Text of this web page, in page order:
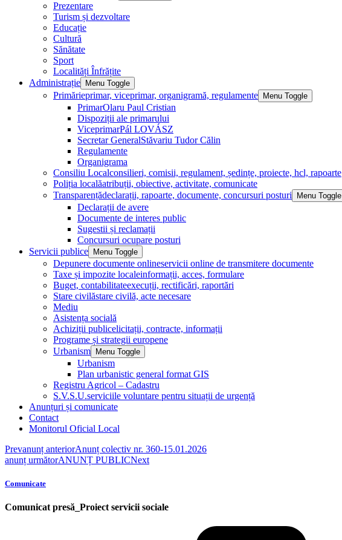
Prezentare
Turism și dezvoltare
Educație
Cultură
Sănătate
Sport
Localități Înfrățite
Administrație
Menu Toggle
Primărieprimar, viceprimar, organigramă, regulamente Menu Toggle
PrimarOlaru Paul Cristian
Dispoziții ale primarului
ViceprimarPál LOVÁSZ
Secretar GeneralStăvariu Tudor Călin
Regulamente
Organigrama
Consiliu Localconsilieri, comisii, regulament, ședințe, proiecte, hcl, rapoarte
Poliția localăatribuții, obiective, activitate, comunicate
Transparențădeclarații, rapoarte, documente, concursuri posturi Menu Toggle
Declarații de avere
Documente de interes public
Sugestii și reclamații
Concursuri ocupare posturi
Servicii publice
Menu Toggle
Depunere documente onlineservicii online de transmitere documente
Taxe și impozite localeinformații, acces, formulare
Buget, contabilitateexecuții, rectificări, raportări
Stare civilăstare civilă, acte necesare
Mediu
Asistența socială
Achiziții publicelicitații, contracte, informații
Programe și strategii europene
Urbanism
Menu Toggle
Urbanism
Plan urbanistic general format GIS
Registru Agricol – Cadastru
S.V.S.U.serviciile voluntare pentru situații de urgență
Anunțuri și comunicate
Contact
Monitorul Oficial Local
Prevanunț anteriorAnunț colectiv nr. 360-15.01.2026
anunț următorANUNȚ PUBLICNext
Comunicate
Comunicat presă_Proiect servicii sociale